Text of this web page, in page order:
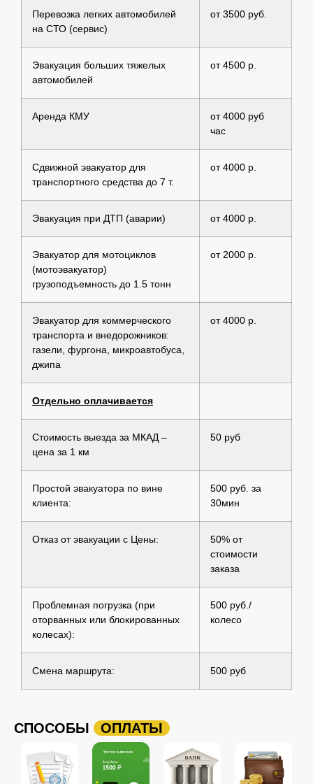
Перевозка легких автомобилей
на СТО (сервис)
от 3500 руб.
Эвакуация больших тяжелых
автомобилей
от 4500 р.
Аренда КМУ
от 4000 руб
час
Сдвижной эвакуатор для
транспортного средства до 7 т.
от 4000 р.
Эвакуация при ДТП (аварии) от 4000 р.
Эвакуатор для мотоциклов
(мотоэвакуатор)
грузоподъемность до 1.5 тонн
от 2000 р.
Эвакуатор для коммерческого
транспорта и внедорожников:
газели, фургона, микроавтобуса,
джипа
от 4000 р.
Отдельно оплачивается
Стоимость выезда за МКАД –
цена за 1 км
50 руб
Простой эвакуатора по вине
клиента:
500 руб. за
30мин
Отказ от эвакуации с Цены:
50% от
стоимости
заказа
Проблемная погрузка (при
оторванных или блокированных
колесах):
500 руб./
колесо
Смена маршрута: 500 руб
СПОСОБЫ ОПЛАТЫ